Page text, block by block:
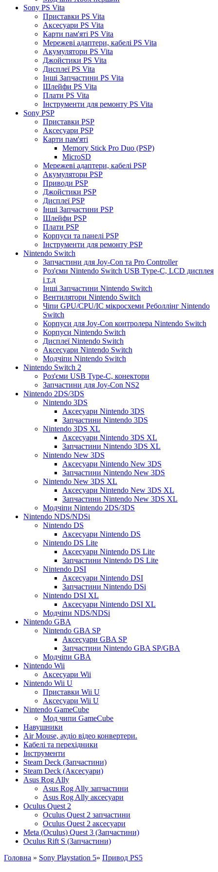
Sony PS Vita
Приставки PS Vita
Аксесуари PS Vita
Карти пам'яті PS Vita
Мережеві адаптери, кабелі PS Vita
Акумулятори PS Vita
Джойстики PS Vita
Дисплеї PS Vita
Інші Запчастини PS Vita
Шлейфи PS Vita
Плати PS Vita
Інструменти для ремонту PS Vita
Sony PSP
Приставки PSP
Аксесуари PSP
Карти пам'яті
Memory Stick Pro Duo (PSP)
MicroSD
Мережеві адаптери, кабелі PSP
Акумулятори PSP
Приводи PSP
Джойстики PSP
Дисплеї PSP
Інші Запчастини PSP
Шлейфи PSP
Плати PSP
Корпуси та панелі PSP
Інструменти для ремонту PSP
Nintendo Switch
Запчастини для Joy-Con та Pro Controller
Роз'єми Nintendo Switch USB Type-C, LCD дисплея
і т.д
Інші Запчастини Nintendo Switch
Вентилятори Nintendo Switch
Чіпи GPU/CPU/IC мікросхеми Реболлінг Nintendo
Switch
Корпуси для Joy-Con контролера Nintendo Switch
Корпуси Nintendo Switch
Дисплеї Nintendo Switch
Аксесуари Nintendo Switch
Модчіпи Nintendo Switch
Nintendo Switch 2
Роз'єми USB Type-C, конектори
Запчастини для Joy-Con NS2
Nintendo 2DS/3DS
Nintendo 3DS
Аксесуари Nintendo 3DS
Запчастини Nintendo 3DS
Nintendo 3DS XL
Аксесуари Nintendo 3DS XL
Запчастини Nintendo 3DS XL
Nintendo New 3DS
Аксесуари Nintendo New 3DS
Запчастини Nintendo New 3DS
Nintendo New 3DS XL
Аксесуари Nintendo New 3DS XL
Запчастини Nintendo New 3DS XL
Модчіпи Nintendo 2DS/3DS
Nintendo NDS/NDSi
Nintendo DS
Аксесуари Nintendo DS
Nintendo DS Lite
Аксесуари Nintendo DS Lite
Запчастини Nintendo DS Lite
Nintendo DSI
Аксесуари Nintendo DSI
Запчастини Nintendo DSi
Nintendo DSI XL
Аксесуари Nintendo DSI XL
Модчіпи NDS/NDSi
Nintendo GBA
Nintendo GBA SP
Аксесуари GBA SP
Запчастини Nintendo GBA SP/GBA
Модчіпи GBA
Nintendo Wii
Аксесуари Wii
Nintendo Wii U
Приставки Wii U
Аксесуари Wii U
Nintendo GameCube
Мод чипи GameCube
Навушники
Air Mouse, аудіо відео конвертери.
Кабелі та перехідники
Інструменти
Steam Deck (Запчастини)
Steam Deck (Аксесуари)
Asus Rog Ally
Asus Rog Ally запчастини
Asus Rog Ally аксесуари
Oculus Quest 2
Oculus Quest 2 запчастини
Oculus Quest 2 аксесуари
Meta (Oculus) Quest 3 (Запчастини)
Oculus Rift S (Запчастини)
Головна » Sony Playstation 5» Привод PS5